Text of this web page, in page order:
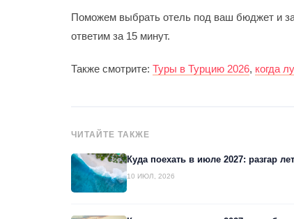
Поможем выбрать отель под ваш бюджет и
ответим за 15 минут.
Также смотрите: Туры в Турцию 2026, когда
ЧИТАЙТЕ ТАКЖЕ
Куда поехать в июле 2027: разгар
10 ИЮЛ, 2026